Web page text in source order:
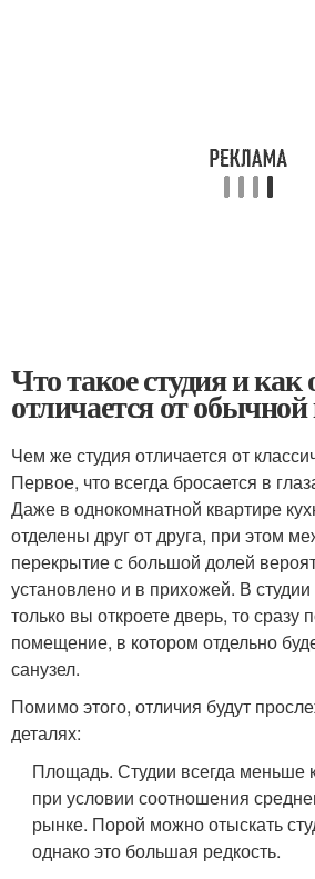
Что такое студия и как
отличается от
Чем же студия отличается от
Первое, что всегда бросается в
Даже в однокомнатной квартире
отделены друг от друга, при этом
перекрытие с большой долей
установлено и в прихожей. В
только вы откроете дверь, то сразу
помещение, в котором отдельно
санузел.
Помимо этого, отличия будут
деталях:
Площадь. Студии всегда меньше
при условии соотношения
рынке. Порой можно отыскать
однако это большая редкость.